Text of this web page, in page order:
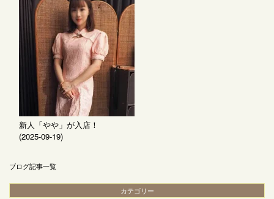
新人「やや」が入店！
(2025-09-19)
ブログ記事一覧
カテゴリー